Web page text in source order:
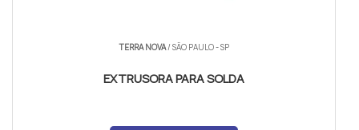
TERRA NOVA/ SÃO PAULO - SP
EXTRUSORA PARA SOLDA